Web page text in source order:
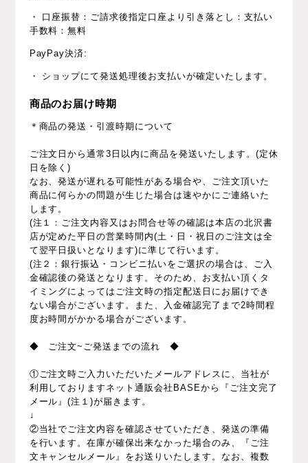
・ 口座振替：ご請求後指定口座より引き落とし：支払い
手数料：無料
PayPay決済:
・ ショップにて発送処理後お支払いが確定いたします。
商品のお届け時期
＊商品の発送・引渡時期について
ご注文日から通常3日以内に商品を発送いたします。(定休
日を除く)
なお、発送が遅れる可能性がある場合や、ご注文頂いた
商品に何らかの問題が生じた場合は速やかにご連絡いた
します。
(注１：ご注文内容又はお問合せ等の確認は本店の北沢書
店が定めた平日の営業時間内(土・日・祝日のご注文は全
て翌平日扱いとなります)に準じて行います。
(注２：銀行振込・コンビニ払いをご選択の場合は、ご入
金確認後の発送となります。そのため、お支払い頂くタ
イミングによってはご注文時の指定配送日にお届けでき
ない場合がございます。また、入金確認完了まで2時間程
度お時間がかかる場合がございます。
◆ ご注文~ご発送までの流れ ◆
①ご注文時ご入力いただいたメールアドレスに、当社が
利用しておりますネット通販会社BASEから『ご注文完了
メール』(注１)が届きます。
↓
②当社でご注文内容を確認させていただき、発送の準備
を行います。在庫が確保出来なかった場合のみ、『ご注
文キャンセルメール』をお送りいたします。なお、複数